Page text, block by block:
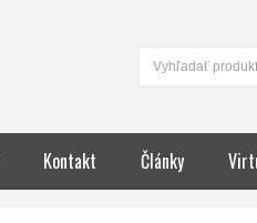
Kontakt Články